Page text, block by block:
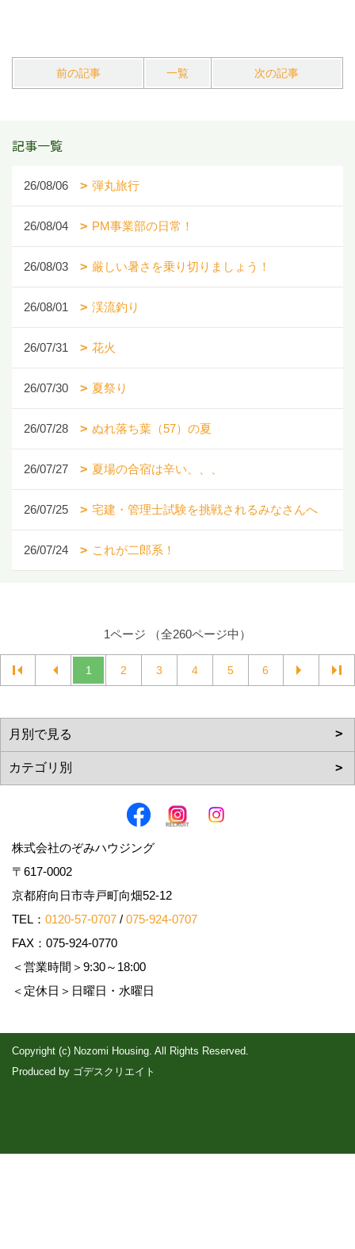
前の記事 一覧 次の記事
記事一覧
26/08/06 弾丸旅行
26/08/04 PM事業部の日常！
26/08/03 厳しい暑さを乗り切りましょう！
26/08/01 渓流釣り
26/07/31 花火
26/07/30 夏祭り
26/07/28 ぬれ落ち葉（57）の夏
26/07/27 夏場の合宿は辛い、、、
26/07/25 宅建・管理士試験を挑戦されるみなさんへ
26/07/24 これが二郎系！
1ページ （全260ページ中）
1 2 3 4 5 6
株式会社のぞみハウジング
〒617-0002
京都府向日市寺戸町向畑52-12
TEL： 0120-57-0707 / 075-924-0707
FAX：075-924-0770
＜営業時間＞9:30～18:00
＜定休日＞日曜日・水曜日
Copyright (c) Nozomi Housing. All Rights Reserved.
Produced by ゴデスクリエイト